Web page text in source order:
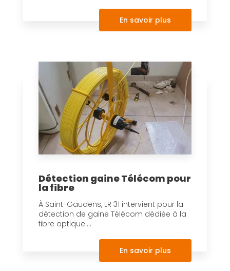
En savoir plus
Détection gaine Télécom pour
la fibre
À Saint-Gaudens, LR 31 intervient pour la
détection de gaine Télécom dédiée à la
fibre optique....
En savoir plus